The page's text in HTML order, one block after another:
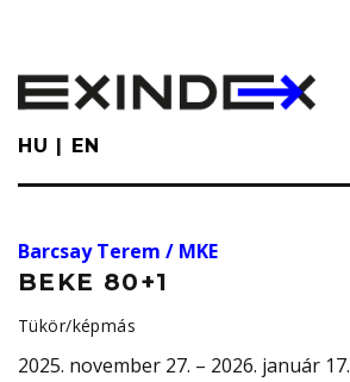
main
content
HU EN
Barcsay Terem / MKE
BEKE 80+1
Tükör/képmás
2025. november 27. – 2026. január 17.